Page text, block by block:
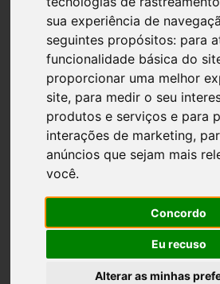
sua experiência de
seguintes propósitos: para
funcionalidade básica do
proporcionar uma melhor
site, para medir o seu
produtos e serviços e para
interações de marketing,
anúncios que sejam mais
você.
Concordo
Eu recuso
Alterar as minhas